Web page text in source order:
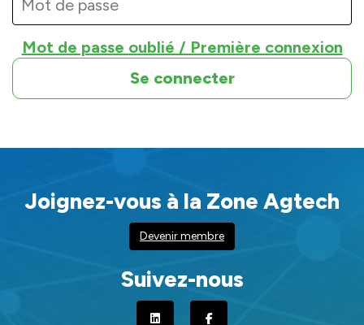
Mot de passe oublié / Première connexion
Joignez-vous à la Zone Agtech
Devenir membre
Suivez-nous